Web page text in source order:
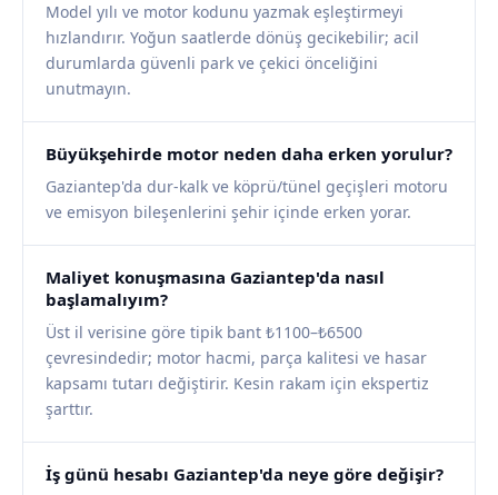
Model yılı ve motor kodunu yazmak eşleştirmeyi
hızlandırır. Yoğun saatlerde dönüş gecikebilir; acil
durumlarda güvenli park ve çekici önceliğini
unutmayın.
Büyükşehirde motor neden daha erken yorulur?
Gaziantep'da dur-kalk ve köprü/tünel geçişleri motoru
ve emisyon bileşenlerini şehir içinde erken yorar.
Maliyet konuşmasına Gaziantep'da nasıl
başlamalıyım?
Üst il verisine göre tipik bant ₺1100–₺6500
çevresindedir; motor hacmi, parça kalitesi ve hasar
kapsamı tutarı değiştirir. Kesin rakam için ekspertiz
şarttır.
İş günü hesabı Gaziantep'da neye göre değişir?